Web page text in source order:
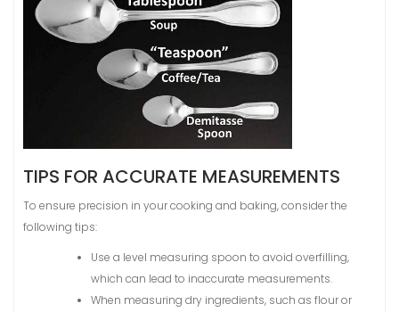
TIPS FOR ACCURATE MEASUREMENTS
To ensure precision in your cooking and baking, consider the
following tips:
Use a level measuring spoon to avoid overfilling,
which can lead to inaccurate measurements.
When measuring dry ingredients, such as flour or